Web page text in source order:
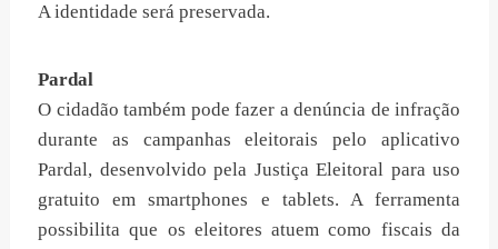
A identidade será preservada.
Pardal
O cidadão também pode fazer a denúncia de infração
durante as campanhas eleitorais pelo aplicativo
Pardal, desenvolvido pela Justiça Eleitoral para uso
gratuito em smartphones e tablets. A ferramenta
possibilita que os eleitores atuem como fiscais da